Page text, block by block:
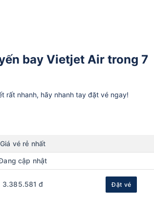
bay Vietjet Air trong 7
rất nhanh, hãy nhanh tay đặt vé ngay!
Giá vé rẻ nhất
cập nhật
3.385.581 đ Đặt vé